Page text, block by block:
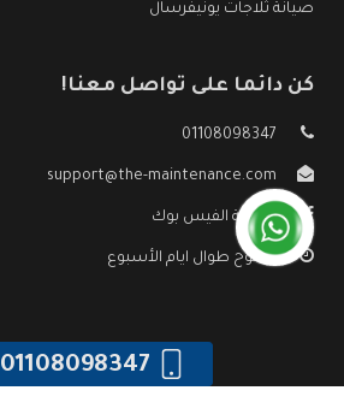
صيانة ثلاجات يونيفرسال
كن دائما على تواصل معنا!
01108098347
support@the-maintenance.com
صفحة الفيس بوك
مفتوح طوال ايام الأسبوع
01108098347